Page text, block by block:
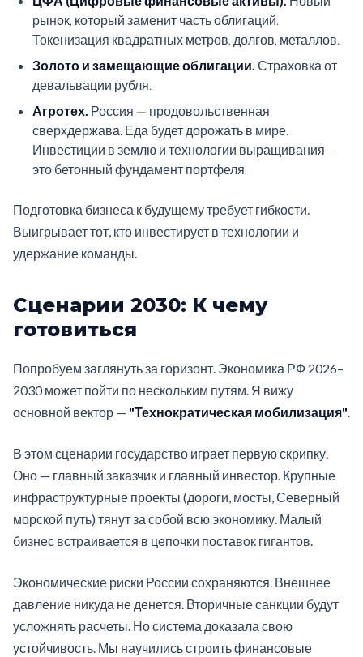
рынок, который заменит часть облигаций.
Токенизация квадратных метров, долгов, металлов.
Золото и замещающие облигации. Страховка от
девальвации рубля.
Агротех. Россия — продовольственная
сверхдержава. Еда будет дорожать в мире.
Инвестиции в землю и технологии выращивания —
это бетонный фундамент портфеля.
Подготовка бизнеса к будущему требует гибкости.
Выигрывает тот, кто инвестирует в технологии и
удержание команды.
Сценарии 2030: К чему
готовиться
Попробуем заглянуть за горизонт. Экономика РФ 2026–
2030 может пойти по нескольким путям. Я вижу
основной вектор — "Технократическая мобилизация".
В этом сценарии государство играет первую скрипку.
Оно — главный заказчик и главный инвестор. Крупные
инфраструктурные проекты (дороги, мосты, Северный
морской путь) тянут за собой всю экономику. Малый
бизнес встраивается в цепочки поставок гигантов.
Экономические риски России сохраняются. Внешнее
давление никуда не денется. Вторичные санкции будут
усложнять расчеты. Но система доказала свою
устойчивость. Мы научились строить финансовые